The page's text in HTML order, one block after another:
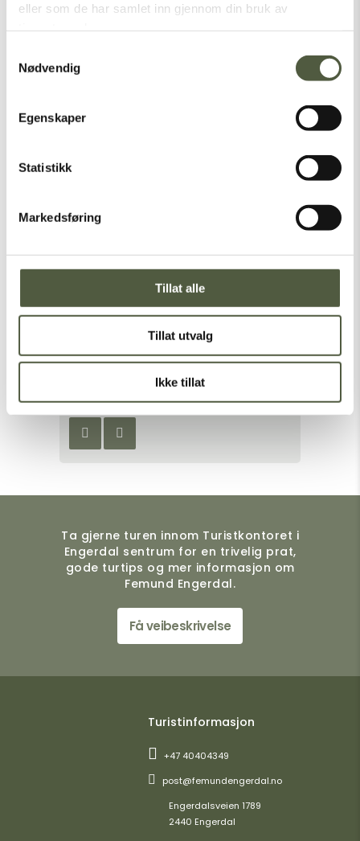
eller som de har samlet inn gjennom din bruk av
Nødvendig
Egenskaper
Statistikk
Markedsføring
Tillat alle
Tillat utvalg
Ikke tillat
Hyttveien 45, 2443 Drevsjø, Norge
+47 624 59 177
http://engerdal-fjellstyre.no
post@engerdal-fjellstyre.no
Connect with us
Ta gjerne turen innom Turistkontoret i
Engerdal sentrum for en trivelig prat,
gode turtips og mer informasjon om
Femund Engerdal.
Få veibeskrivelse
Turistinformasjon
+47 40404349
post@femundengerdal.no
Engerdalsveien 1789
2440 Engerdal